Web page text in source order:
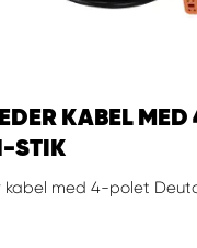
KABEL MED
STIK
kabel med 4-polet